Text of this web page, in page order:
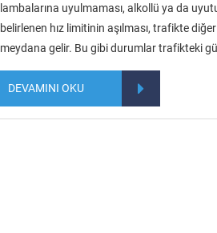
lambalarına uyulmaması, alkollü ya da
belirlenen hız limitinin aşılması, trafikte
meydana gelir. Bu gibi durumlar trafikteki
DEVAMINI OKU